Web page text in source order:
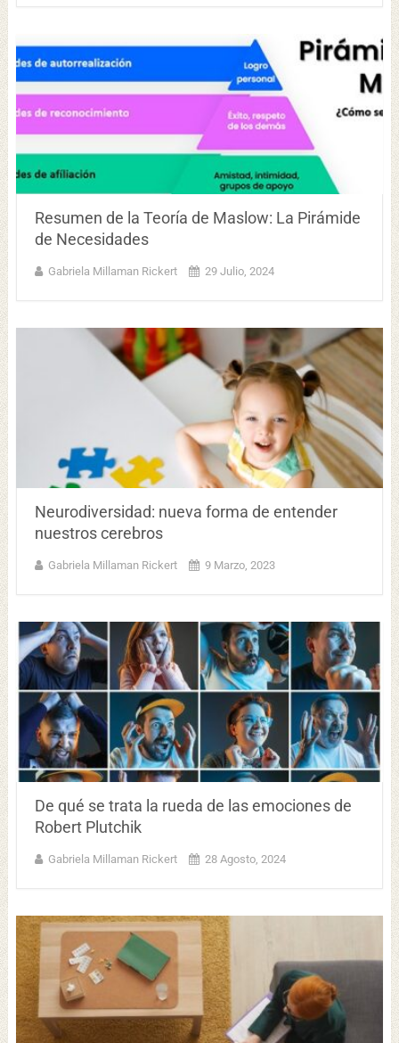
Resumen de la Teoría de Maslow: La Pirámide
de Necesidades
Gabriela Millaman Rickert 29 Julio, 2024
Neurodiversidad: nueva forma de entender
nuestros cerebros
Gabriela Millaman Rickert 9 Marzo, 2023
De qué se trata la rueda de las emociones de
Robert Plutchik
Gabriela Millaman Rickert 28 Agosto, 2024